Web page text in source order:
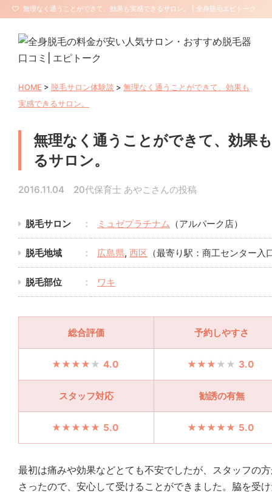
無理なく通うことができて、効果も実感できるサロン。 | 全身脱毛エピトーク
HOME > 脱毛サロン体験談 > 無理なく通うことができて、効果も
実感できるサロン。
無理なく通うことができて、効果
るサロン。
2016.11.04 20代保育士 あやこさんの投稿
脱毛サロン ミュゼプラチナム （アルパーク店）
脱毛地域 広島県, 西区 （最寄り駅：商工センター入
脱毛部位 ワキ
総合評価 予約しやすさ
4.0 3.0
スタッフ対応 勧誘の有無
5.0 5.0
最初は痛みや効果などとても不安でしたが、スタッフの
さったので、安心して受けることができました。脇を受